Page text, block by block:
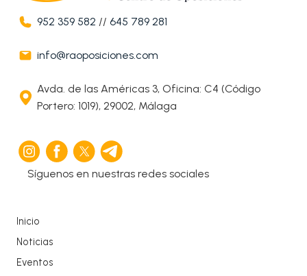
952 359 582 //645 789 281
info@raoposiciones.com
Avda. de las Américas 3, Oficina: C4 (Código
Portero: 1019), 29002, Málaga
Síguenos en nuestras redes sociales
Inicio
Noticias
Eventos